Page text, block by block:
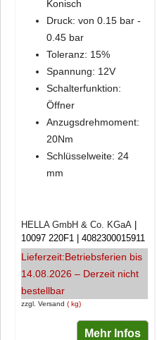
Konisch
Druck: von 0.15 bar -
0.45 bar
Toleranz: 15%
Spannung: 12V
Schalterfunktion:
Öffner
Anzugsdrehmoment:
20Nm
Schlüsselweite: 24
mm
zzgl. Versand kg
HELLA GmbH & Co. KGaA
10097 220F1
4082300015911
Lieferzeit:Betriebsferien bis
14.08.2026 – Derzeit nicht
bestellbar
Mehr Infos